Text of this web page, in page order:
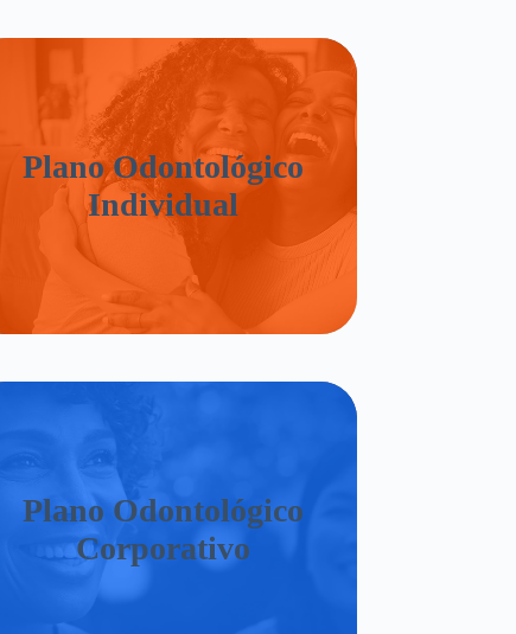
Plano Odontológico
Individual
Plano Odontológico
Corporativo